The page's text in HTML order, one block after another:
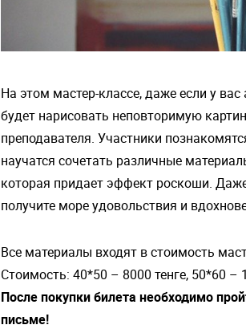
На этом мастер-классе, даже если у
будет нарисовать неповторимую
преподавателя. Участники
научатся сочетать различные
которая придает эффект роскоши.
получите море удовольствия и
Все материалы входят в стоимость
Стоимость: 40*50 – 8000 тенге, 50*60 –
После покупки билета необходимо
письме!